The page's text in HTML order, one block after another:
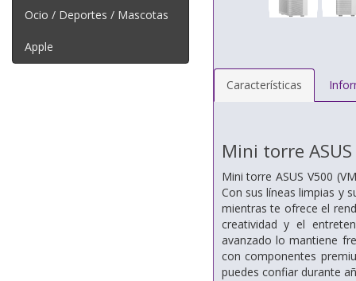
Ocio / Deportes / Mascotas
Apple
Características
Mini torre
Mini torre ASUS V500
Con sus líneas limpias y
mientras te ofrece el
creatividad y el
avanzado lo mantiene
con componentes
puedes confiar durante